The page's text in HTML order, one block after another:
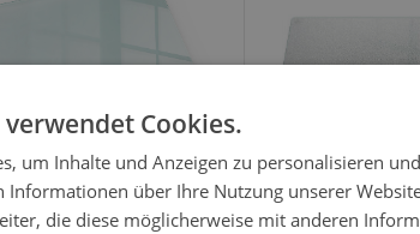
Cookies.
um Inhalte und Anzeigen zu personalisieren
Informationen über Ihre Nutzung unserer
die diese möglicherweise mit anderen